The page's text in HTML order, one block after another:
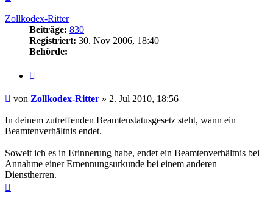
Zollkodex-Ritter
Beiträge: 830
Registriert: 30. Nov 2006, 18:40
Behörde:
Beitrag
von Zollkodex-Ritter » 2. Jul 2010, 18:56
In deinem zutreffenden Beamtenstatusgesetz steht, wann ein
Beamtenverhältnis endet.
Soweit ich es in Erinnerung habe, endet ein Beamtenverhältnis bei
Annahme einer Ernennungsurkunde bei einem anderen
Dienstherren.